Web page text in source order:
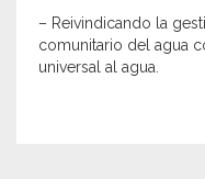
– Reivindicando la
comunitario del agua
universal al agua.